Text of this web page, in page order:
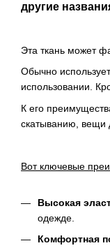
другие
Эта ткань может
Обычно
использовании.
К его
скатыванию, вещи
Вот ключевые
Высокая
одежде.
Комфортная